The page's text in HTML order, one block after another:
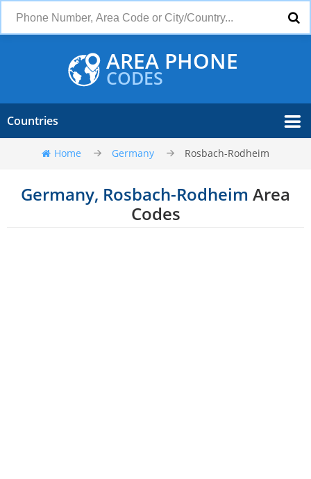
AREA PHONE
CODES
Countries
Home Germany Rosbach-Rodheim
Germany, Rosbach-Rodheim Area
Codes